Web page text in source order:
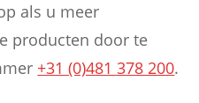
als u meer
producten door te
+31 (0)481 378 200.